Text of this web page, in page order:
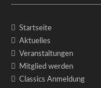
Startseite
Aktuelles
Veranstaltungen
Mitglied werden
Classics Anmeldung